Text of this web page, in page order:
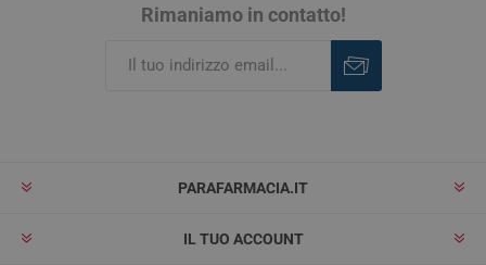
Rimaniamo in contatto!
PARAFARMACIA.IT
IL TUO ACCOUNT